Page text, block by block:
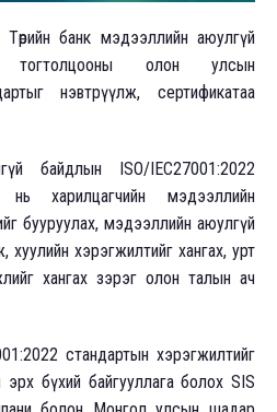
банк мэдээллийн аюулгүй
тогтолцооны олон улсын
нэвтрүүлж, сертификатаа
байдлын ISO/IEC27001:2022
нь харилцагчийн мэдээллийн
бууруулах, мэдээллийн аюулгүй
хуулийн хэрэгжилтийг хангах, урт
хангах зэрэг олон талын ач
стандартын хэрэгжилтийг
эрх бүхий байгууллага болох SIS